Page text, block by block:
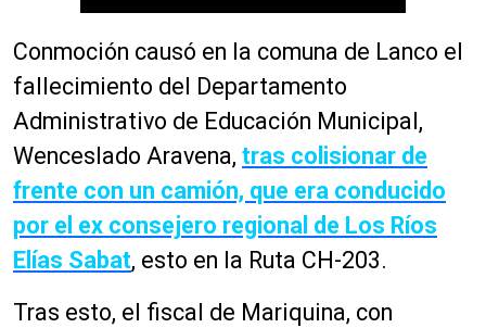
Conmoción causó en la comuna de Lanco el
fallecimiento del Departamento
Administrativo de Educación Municipal,
Wenceslado Aravena, tras colisionar de
frente con un camión, que era conducido
por el ex consejero regional de Los Ríos
Elías Sabat, esto en la Ruta CH-203.
Tras esto, el fiscal de Mariquina, con